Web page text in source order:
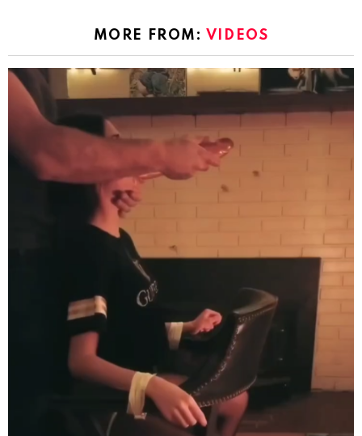
MORE FROM: VIDEOS